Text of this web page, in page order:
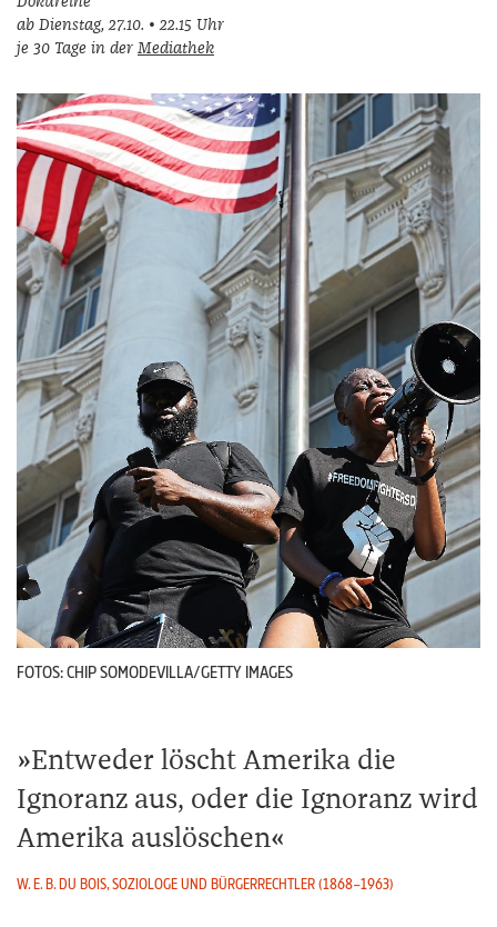
ab Dienstag, 27.10. • 22.15 Uhr
je 30 Tage in der Mediathek
FOTOS: CHIP SOMODEVILLA/GETTY IMAGES
Entweder löscht Amerika die
Ignoranz aus, oder die Ignoranz wird
Amerika auslöschen
W. E. B. DU BOIS, SOZIOLOGE UND BÜRGERRECHTLER (1868–1963)